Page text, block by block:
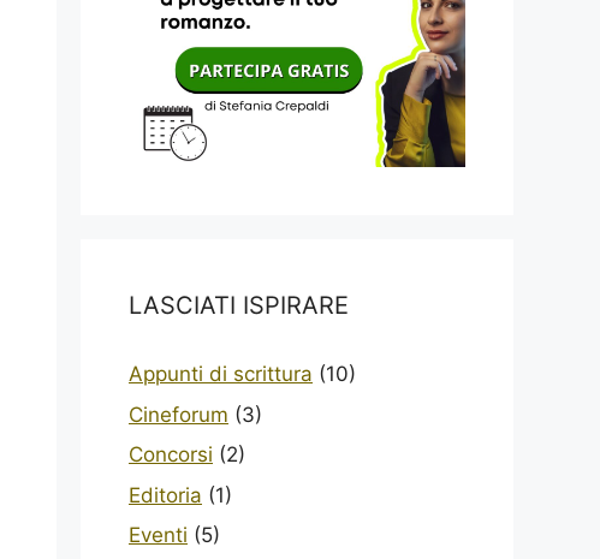
LASCIATI ISPIRARE
Appunti di scrittura (10)
Cineforum (3)
Concorsi (2)
Editoria (1)
Eventi (5)